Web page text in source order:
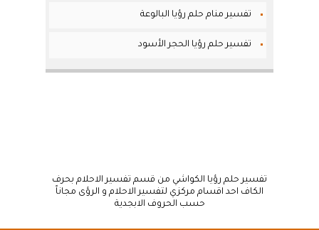
تفسير منام حلم رؤيا البالوعة
تفسير حلم رؤيا الحجر الأسود
تفسير حلم رؤيا الكواشي من قسم تفسير الاحلام بحرف
الكاف احد اقسام مركزي لتفسير الاحلام و الرؤى مجاناً
حسب الحروف الابجدية